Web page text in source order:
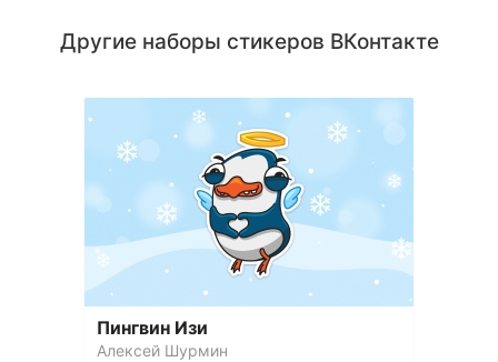
Другие наборы стикеров ВКонтакте
Пингвин Изи
Алексей Шурмин